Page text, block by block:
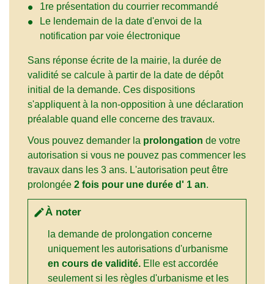
1re présentation du courrier recommandé
Le lendemain de la date d'envoi de la
notification par voie électronique
Sans réponse écrite de la mairie, la durée de
validité se calcule à partir de la date de dépôt
initial de la demande. Ces dispositions
s'appliquent à la non-opposition à une déclaration
préalable quand elle concerne des travaux.
Vous pouvez demander la prolongation de votre
autorisation si vous ne pouvez pas commencer les
travaux dans les 3 ans. L'autorisation peut être
prolongée 2 fois pour une durée d' 1 an.
editÀ noter
la demande de prolongation concerne
uniquement les autorisations d'urbanisme
en cours de validité. Elle est accordée
seulement si les règles d'urbanisme et les